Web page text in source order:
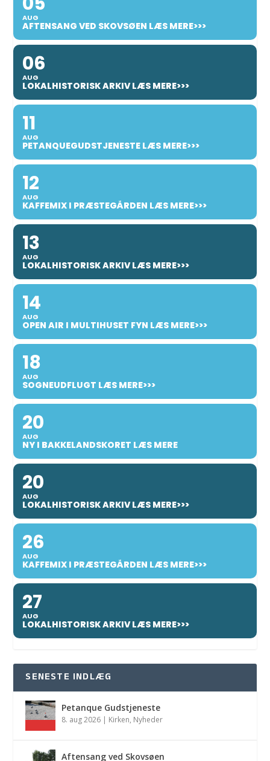
AUG
AFTENSANG VED SKOVSØEN LÆS MERE>>>
06
AUG
LOKALHISTORISK ARKIV LÆS MERE>>>
11
AUG
PETANQUEGUDSTJENESTE LÆS MERE>>>
12
AUG
KAFFEMIX I PRÆSTEGÅRDEN LÆS MERE>>>
13
AUG
LOKALHISTORISK ARKIV LÆS MERE>>>
14
AUG
OPEN AIR I MULTIHUSET FYN LÆS MERE>>>
18
AUG
SOGNEUDFLUGT LÆS MERE>>>
20
AUG
NY I BAKKELANDSKORET LÆS MERE
20
AUG
LOKALHISTORISK ARKIV LÆS MERE>>>
26
AUG
KAFFEMIX I PRÆSTEGÅRDEN LÆS MERE>>>
27
AUG
LOKALHISTORISK ARKIV LÆS MERE>>>
SENESTE INDLÆG
Petanque Gudstjeneste
8. aug 2026 | Kirken, Nyheder
Aftensang ved Skovsøen